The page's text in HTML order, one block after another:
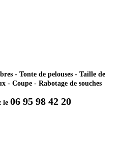
- Tonte de pelouses - Taille de
- Coupe - Rabotage de souches
le 06 95 98 42 20